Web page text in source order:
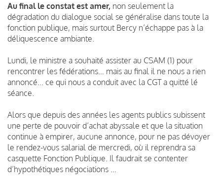
Au final le constat est amer, non seulement la
dégradation du dialogue social se généralise dans toute la
fonction publique, mais surtout Bercy n’échappe pas à la
déliquescence ambiante.
Lundi, le ministre a souhaité assister au CSAM (1) pour
rencontrer les fédérations… mais au final il ne nous a rien
annoncé... ce qui nous a conduit avec la CGT a quitté lé
séance.
Alors que depuis des années les agents publics subissent
une perte de pouvoir d’achat abyssale et que la situation
continue à empirer, aucune annonce, pour ne pas dévoyer
le rendez-vous salarial de mercredi, où il reprendra sa
casquette Fonction Publique. Il faudrait se contenter
d’hypothétiques négociations …